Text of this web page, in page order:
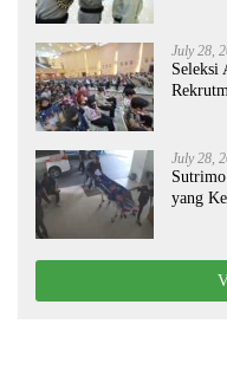
July 28,
Seleksi
July 28,
yang